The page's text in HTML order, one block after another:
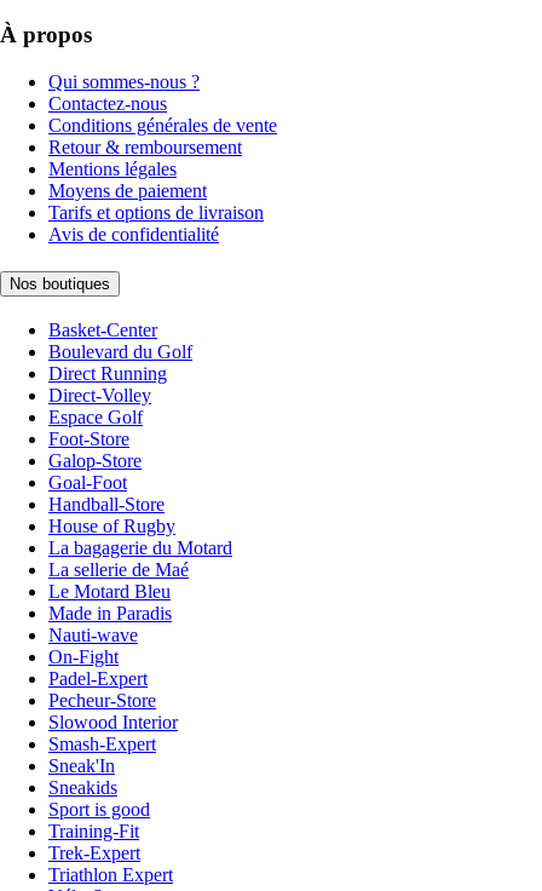
À propos
Qui sommes-nous ?
Contactez-nous
Conditions générales de vente
Retour & remboursement
Mentions légales
Moyens de paiement
Tarifs et options de livraison
Avis de confidentialité
Nos boutiques
Basket-Center
Boulevard du Golf
Direct Running
Direct-Volley
Espace Golf
Foot-Store
Galop-Store
Goal-Foot
Handball-Store
House of Rugby
La bagagerie du Motard
La sellerie de Maé
Le Motard Bleu
Made in Paradis
Nauti-wave
On-Fight
Padel-Expert
Pecheur-Store
Slowood Interior
Smash-Expert
Sneak'In
Sneakids
Sport is good
Training-Fit
Trek-Expert
Triathlon Expert